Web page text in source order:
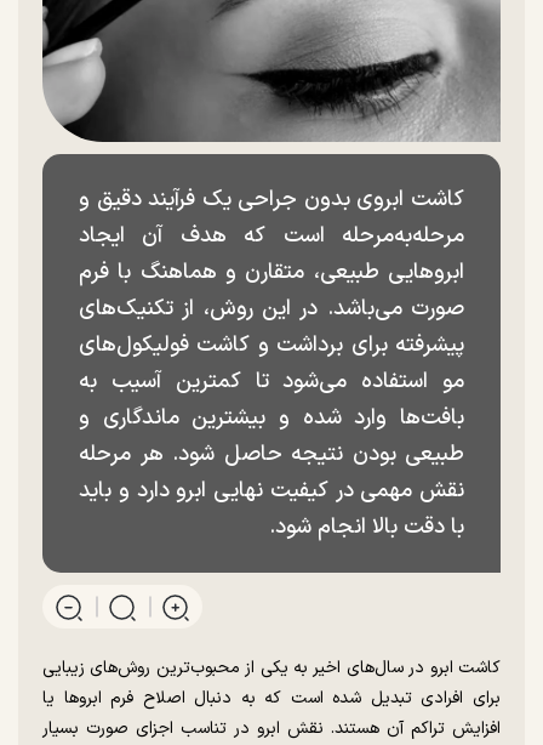
کاشت ابروی بدون جراحی یک فرآیند دقیق و
مرحله‌به‌مرحله است که هدف آن ایجاد
ابروهایی طبیعی، متقارن و هماهنگ با فرم
صورت می‌باشد. در این روش، از تکنیک‌های
پیشرفته برای برداشت و کاشت فولیکول‌های
مو استفاده می‌شود تا کمترین آسیب به
بافت‌ها وارد شده و بیشترین ماندگاری و
طبیعی بودن نتیجه حاصل شود. هر مرحله
نقش مهمی در کیفیت نهایی ابرو دارد و باید
با دقت بالا انجام شود.
کاشت ابرو در سال‌های اخیر به یکی از محبوب‌ترین روش‌های زیبایی
برای افرادی تبدیل شده است که به دنبال اصلاح فرم ابروها یا
افزایش تراکم آن هستند. نقش ابرو در تناسب اجزای صورت بسیار